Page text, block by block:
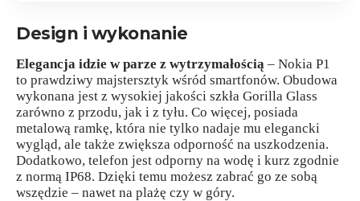
Design i wykonanie
Elegancja idzie w parze z wytrzymałością – Nokia P1
to prawdziwy majstersztyk wśród smartfonów. Obudowa
wykonana jest z wysokiej jakości szkła Gorilla Glass
zarówno z przodu, jak i z tyłu. Co więcej, posiada
metalową ramkę, która nie tylko nadaje mu elegancki
wygląd, ale także zwiększa odporność na uszkodzenia.
Dodatkowo, telefon jest odporny na wodę i kurz zgodnie
z normą IP68. Dzięki temu możesz zabrać go ze sobą
wszędzie – nawet na plażę czy w góry.